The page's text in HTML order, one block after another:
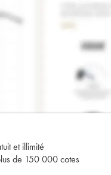
et illimité
de 150 000 cotes